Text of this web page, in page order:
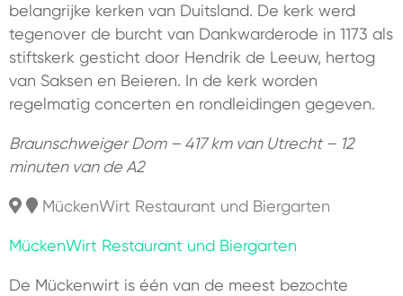
belangrijke kerken van Duitsland. De kerk werd
tegenover de burcht van Dankwarderode in 1173 als
stiftskerk gesticht door Hendrik de Leeuw, hertog
van Saksen en Beieren. In de kerk worden
regelmatig concerten en rondleidingen gegeven.
Braunschweiger Dom – 417 km van Utrecht – 12
minuten van de A2
MückenWirt Restaurant und Biergarten
MückenWirt Restaurant und Biergarten
De Mückenwirt is één van de meest bezochte